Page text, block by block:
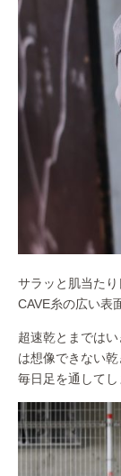
サラッと肌当た
CAVE糸の広い表
超速乾とまでは
は想像できない
毎日足を通してし